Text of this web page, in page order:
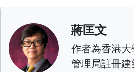
蔣匡文
作者為香港
管理局註冊